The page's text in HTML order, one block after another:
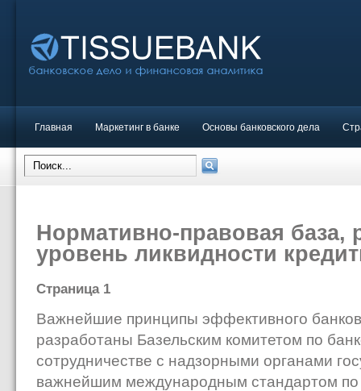
Главная Маркетинг в банке Основы банковского дела
Нормативно-правовая база,
уровень ликвидности
Страница 1
Важнейшие принципы эффективного
разработаны Базельским комитетом по
сотрудничестве с надзорными органами
важнейшим международным стандартом по